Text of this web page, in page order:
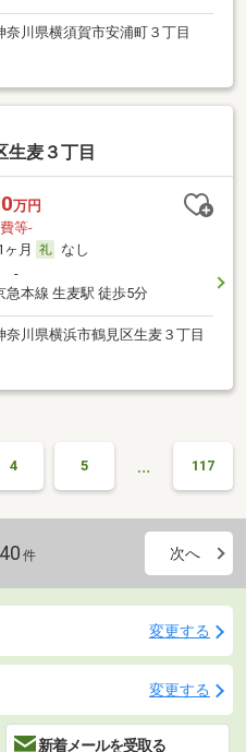
奈川県横須賀市安浦町３丁目
生麦３丁目
万円
等-
ヶ月
なし
-
急本線 生麦駅 徒歩5分
奈川県横浜市鶴見区生麦３丁目
4 5 … 117
件 次へ
変更する
変更する
新着メールを受取る